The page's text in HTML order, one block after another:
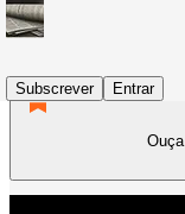
Subscrever
Entrar